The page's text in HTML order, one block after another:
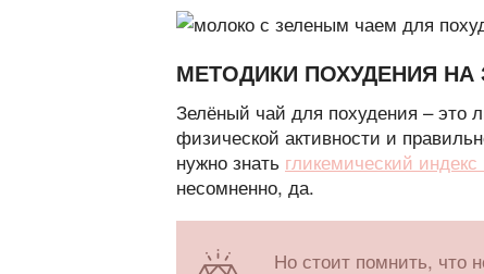
МЕТОДИКИ ПОХУДЕНИЯ
Зелёный чай для похудения – это
физической активности и
нужно знать гликемический индекс
несомненно, да.
Но стоит помнить, что